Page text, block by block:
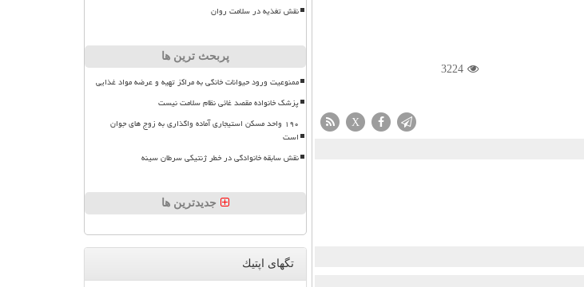
3224
X
نقش تغذیه در سلامت روان
پربحث ترین ها
ممنوعیت ورود حیوانات خانگی به مراکز تهیه و عرضه مواد غذایی
پزشک خانواده مقصد غائی نظام سلامت نیست
۱۹۰ واحد مسکن استیجاری آماده واگذاری به زوج های جوان
است
نقش سابقه خانوادگی در خطر ژنتیکی سرطان سینه
جدیدترین ها
تگهای اپتیك